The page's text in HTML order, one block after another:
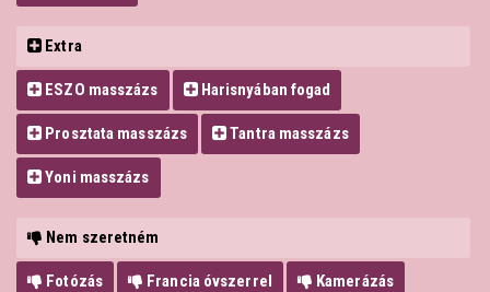
Extra
ESZO masszázs Harisnyában fogad
Prosztata masszázs Tantra masszázs
Yoni masszázs
Nem szeretném
Fotózás Francia óvszerrel Kamerázás